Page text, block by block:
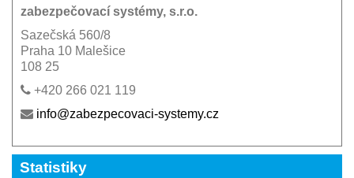
zabezpečovací systémy, s.r.o.
Sazečská 560/8
Praha 10 Malešice
108 25
+420 266 021 119
info@zabezpecovaci-systemy.cz
Statistiky